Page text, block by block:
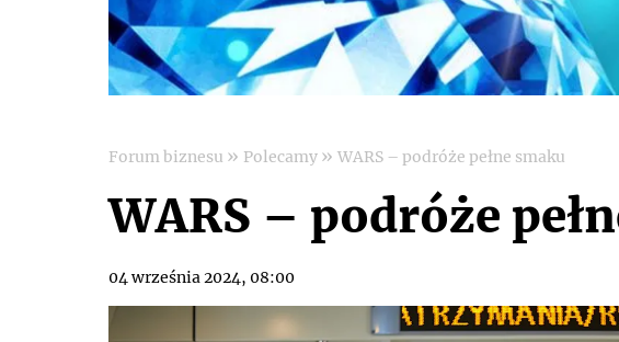
Forum biznesu » Polecamy » WARS – podróże pełne smaku
WARS – podróże
04 września 2024, 08:00